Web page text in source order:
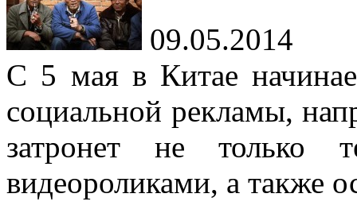
09.05.2014
С 5 мая в Китае
социальной рекламы,
затронет не только
видеороликами, а также